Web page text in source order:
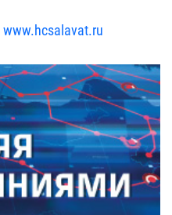
www.hcsalavat.ru